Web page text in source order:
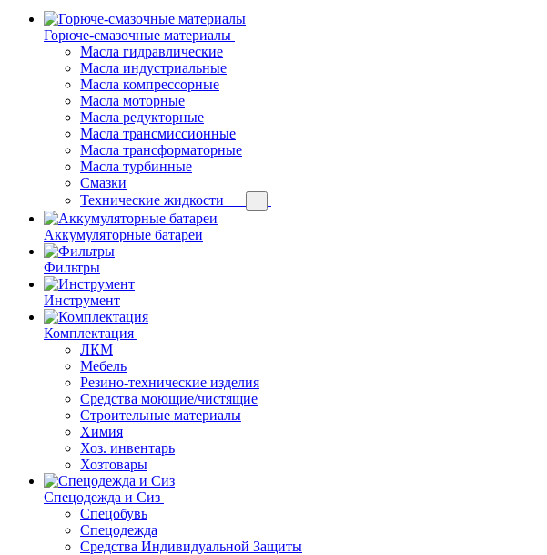
Горюче-смазочные материалы
Масла гидравлические
Масла индустриальные
Масла компрессорные
Масла моторные
Масла редукторные
Масла трансмиссионные
Масла трансформаторные
Масла турбинные
Смазки
Технические жидкости
Аккумуляторные батареи
Фильтры
Инструмент
Комплектация
ЛКМ
Мебель
Резино-технические изделия
Средства моющие/чистящие
Строительные материалы
Химия
Хоз. инвентарь
Хозтовары
Спецодежда и Сиз
Спецобувь
Спецодежда
Средства Индивидуальной Защиты